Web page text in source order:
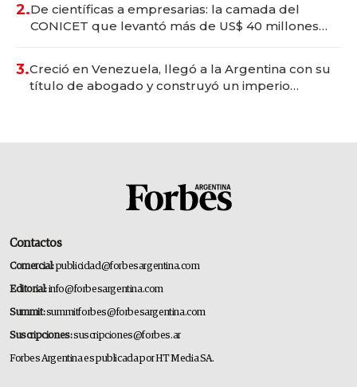
2.De científicas a empresarias: la camada del
CONICET que levantó más de US$ 40 millones
3.Creció en Venezuela, llegó a la Argentina con su
título de abogado y construyó un imperio
Contactos
Comercial:publicidad@forbesargentina.com
Editorial:info@forbesargentina.com
Summit:summitforbes@forbesargentina.com
Suscripciones:suscripciones@forbes.ar
Forbes Argentina es publicada por HT Media SA.